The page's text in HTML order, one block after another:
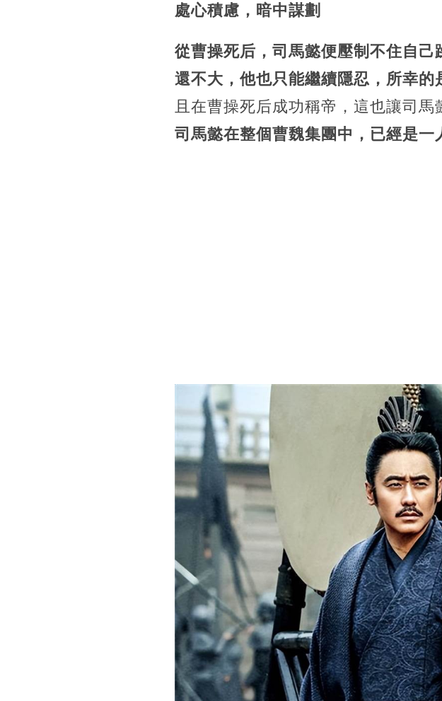
處心積慮，暗中謀劃
從曹操死后，司馬懿便壓制不住自
還不大，他也只能繼續隱忍，所幸的
且在曹操死后成功稱帝，這也讓司
司馬懿在整個曹魏集團中，已經是一